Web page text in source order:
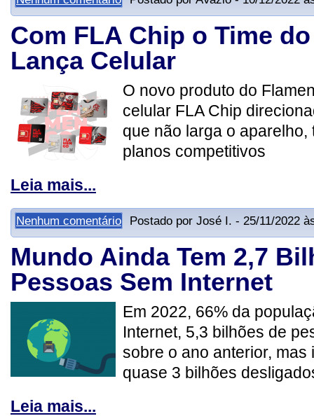
Com FLA Chip o Time
Lança Celular
O novo produto do
celular FLA Chip
que não larga o aparelho,
planos competitivos
Leia mais...
Nenhum comentário Postado por José I. - 25/11/2022
Mundo Ainda Tem 2,7
Pessoas Sem Internet
Em 2022, 66% da
Internet, 5,3 bilhões de
sobre o ano anterior, mas
quase 3 bilhões
Leia mais...